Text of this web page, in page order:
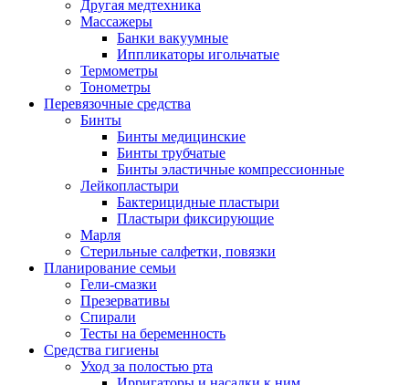
Другая медтехника
Массажеры
Банки вакуумные
Иппликаторы игольчатые
Термометры
Тонометры
Перевязочные средства
Бинты
Бинты медицинские
Бинты трубчатые
Бинты эластичные компрессионные
Лейкопластыри
Бактерицидные пластыри
Пластыри фиксирующие
Марля
Стерильные салфетки, повязки
Планирование семьи
Гели-смазки
Презервативы
Спирали
Тесты на беременность
Средства гигиены
Уход за полостью рта